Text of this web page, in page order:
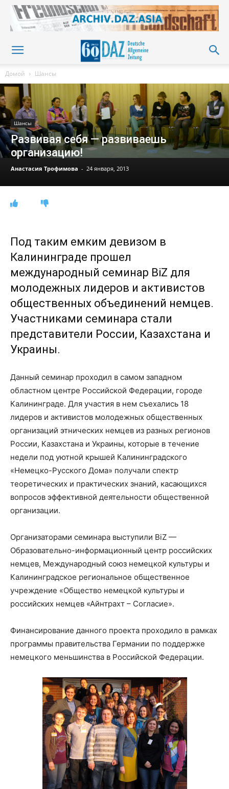
Домой Шансы
Шансы
Развивая себя — развиваешь
организацию!
Анастасия Трофимова - 24 января, 2013
Под таким емким девизом в
Калининграде прошел
международный семинар BiZ для
молодежных лидеров и активистов
общественных объединений немцев.
Участниками семинара стали
представители России, Казахстана и
Украины.
Данный семинар проходил в самом западном
областном центре Российской Федерации, городе
Калининграде. Для участия в нем съехались 18
лидеров и активистов молодежных общественных
организаций этнических немцев из разных регионов
России, Казахстана и Украины, которые в течение
недели под уютной крышей Калининградского
«Немецко-Русского Дома» получали спектр
теоретических и практических знаний, касающихся
вопросов эффективной деятельности общественной
организации.
Организаторами семинара выступили BiZ —
Образовательно-информационный центр российских
немцев, Международный союз немецкой культуры и
Калининградское региональное общественное
учреждение «Общество немецкой культуры и
российских немцев «Айнтрахт – Согласие».
Финансирование данного проекта проходило в рамках
программы правительства Германии по поддержке
немецкого меньшинства в Российской Федерации.